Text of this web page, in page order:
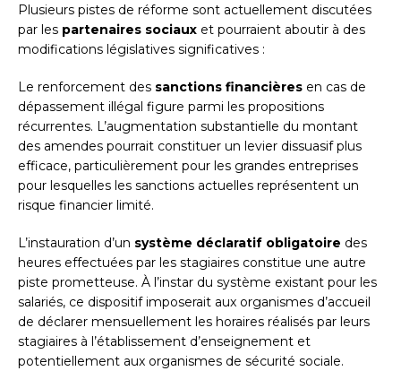
Plusieurs pistes de réforme sont actuellement discutées
par les partenaires sociaux et pourraient aboutir à des
modifications législatives significatives :
Le renforcement des sanctions financières en cas de
dépassement illégal figure parmi les propositions
récurrentes. L’augmentation substantielle du montant
des amendes pourrait constituer un levier dissuasif plus
efficace, particulièrement pour les grandes entreprises
pour lesquelles les sanctions actuelles représentent un
risque financier limité.
L’instauration d’un système déclaratif obligatoire des
heures effectuées par les stagiaires constitue une autre
piste prometteuse. À l’instar du système existant pour les
salariés, ce dispositif imposerait aux organismes d’accueil
de déclarer mensuellement les horaires réalisés par leurs
stagiaires à l’établissement d’enseignement et
potentiellement aux organismes de sécurité sociale.